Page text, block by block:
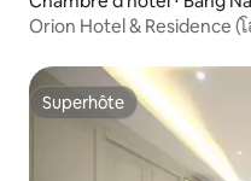
Orion Hotel & Residence (
Superhôte
Superhôte